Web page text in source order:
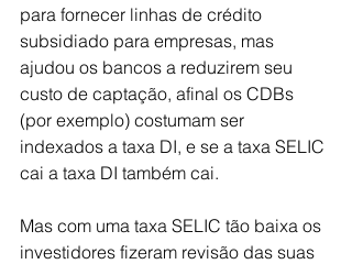
para fornecer linhas de crédito
subsidiado para empresas, mas
ajudou os bancos a reduzirem seu
custo de captação, afinal os CDBs
(por exemplo) costumam ser
indexados a taxa DI, e se a taxa SELIC
cai a taxa DI também cai.
Mas com uma taxa SELIC tão baixa os
investidores fizeram revisão das suas